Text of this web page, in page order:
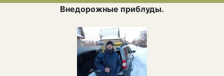
Внедорожные приблуды.